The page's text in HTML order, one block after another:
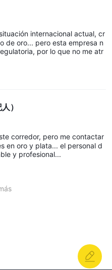
internacional actual, cr
de oro... pero esta empresa n
por lo que no me atr
）
corredor, pero me contactar
en oro y plata... el personal d
y profesional...